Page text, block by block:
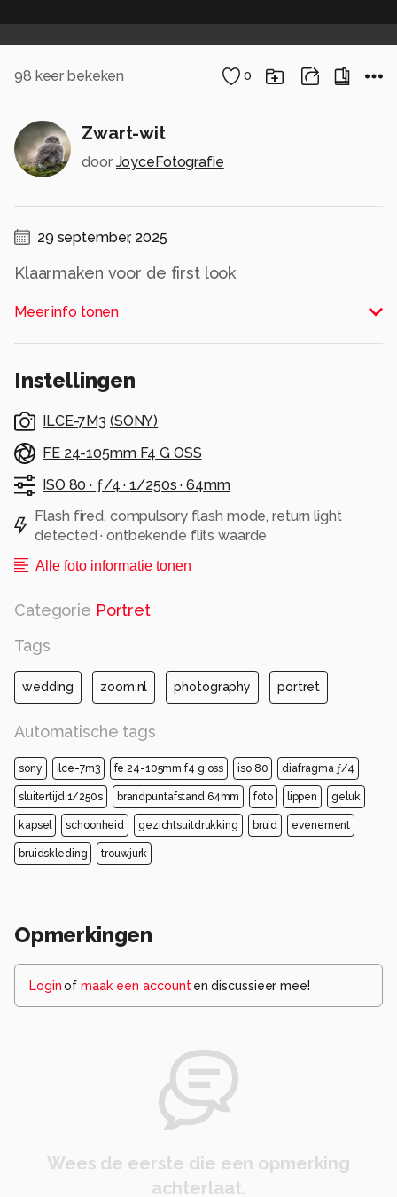
98 keer bekeken 0
Zwart-wit
door JoyceFotografie
29 september, 2025
Klaarmaken voor de first look
Alle rechten voorbehouden
Meer info tonen
Instellingen
ILCE-7M3 (SONY)
FE 24-105mm F4 G OSS
ISO 80 · ƒ/4 ·1/250s ·64mm
Flash fired, compulsory flash mode, return light
detected · ontbekende flits waarde
Alle foto informatie tonen
Categorie Portret
Tags
wedding zoom.nl photography portret
Automatische tags
sony ilce-7m3 fe 24-105mm f4 g oss iso 80 diafragma ƒ/4
sluitertijd 1/250s brandpuntafstand 64mm foto lippen geluk
kapsel schoonheid gezichtsuitdrukking bruid evenement
bruidskleding trouwjurk
Opmerkingen
Loginof maak een account en discussieer mee!
Wees de eerste die een opmerking
achterlaat.